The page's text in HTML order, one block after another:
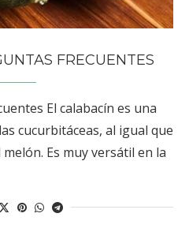
FRECUENTES
El calabacín es una
cucurbitáceas, al igual que
Es muy versátil en la